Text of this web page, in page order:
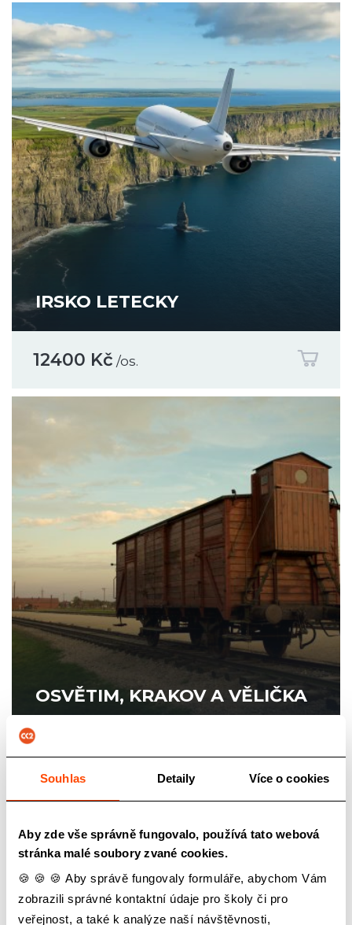
Souhlas Detaily Více o cookies
Aby zde vše správně fungovalo, používá tato webová
stránka malé soubory zvané cookies.
🍪 🍪 🍪 Aby správě fungovaly formuláře, abychom Vám
zobrazili správné kontaktní údaje pro školy či pro
veřejnost, a také k analýze naší návštěvnosti,
IRSKO LETECKY
12400 Kč /os.
OSVĚTIM, KRAKOV A VĚLIČKA
3300 Kč/os.